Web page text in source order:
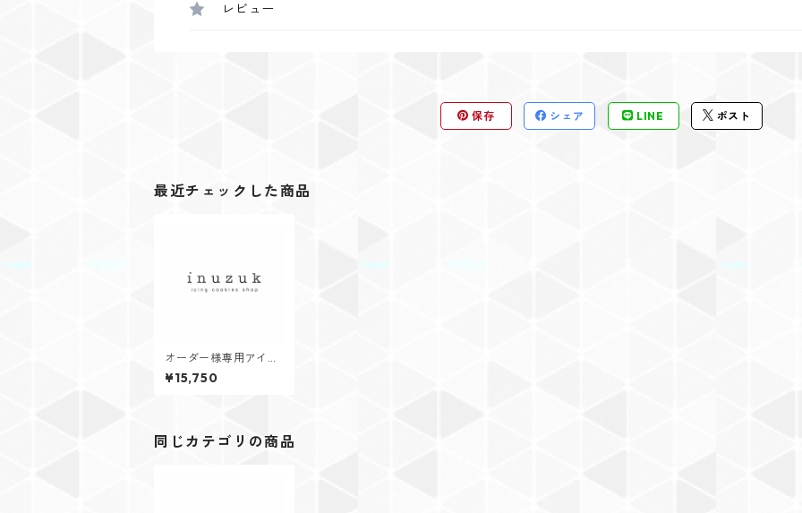
レビュー
保存 シェア LINE ポスト
最近チェックした商品
オーダー様専用アイシ
ングクッキー
¥15,750
同じカテゴリの商品